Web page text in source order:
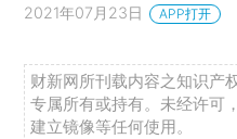
2021年07月23日 APP打开
财新网所刊载内容之知识产
专属所有或持有。未经许可
建立镜像等任何使用。